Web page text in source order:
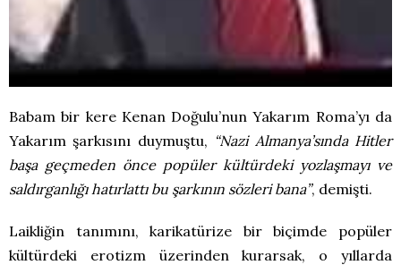
Babam bir kere Kenan Doğulu’nun Yakarım Roma’yı da
Yakarım şarkısını duymuştu, “Nazi Almanya’sında Hitler
başa geçmeden önce popüler kültürdeki yozlaşmayı ve
saldırganlığı hatırlattı bu şarkının sözleri bana”, demişti.
Laikliğin tanımını, karikatürize bir biçimde popüler
kültürdeki erotizm üzerinden kurarsak, o yıllarda